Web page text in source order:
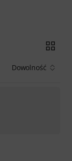
Dowolność